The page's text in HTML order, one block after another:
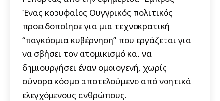
Ένας κορυφαίος Ουγγρικός πολιτικός
προειδοποίησε για μια τεχνοκρατική
“παγκόσμια κυβέρνηση” που εργάζεται για
να σβήσει τον ατομικισμό και να
δημιουργήσει έναν ομοιογενή, χωρίς
σύνορα κόσμο αποτελούμενο από νοητικά
ελεγχόμενους ανθρώπους.